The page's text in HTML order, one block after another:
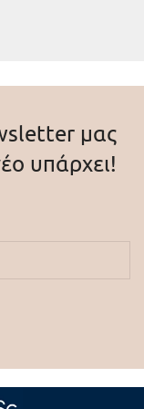
μας
υπάρχει!